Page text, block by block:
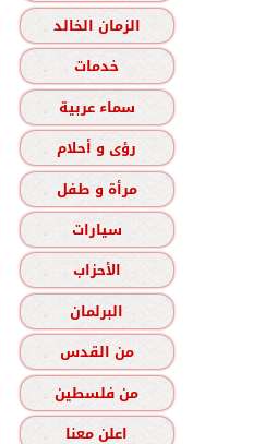
الزمان الخالد
خدمات
سماء عربية
رؤى و أحلام
مرأة و طفل
سيارات
الأحزاب
البرلمان
من القدس
من فلسطين
اعلن معنا